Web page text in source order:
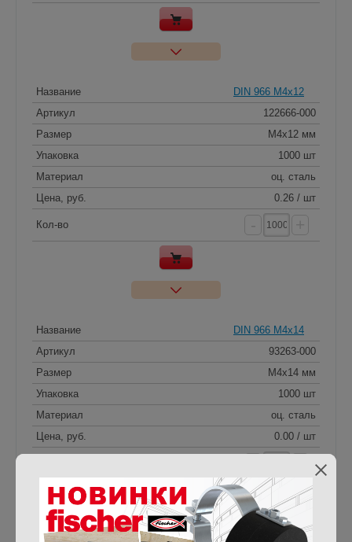
Название
DIN 966 M4x12
Артикул
122666-000
Размер
M4x12 мм
Упаковка
1000 шт
Материал
оц. сталь
Цена, руб.
0.26 / шт
Кол-во
Название
DIN 966 M4x14
Артикул
93263-000
Размер
M4x14 мм
Упаковка
1000 шт
Материал
оц. сталь
Цена, руб.
0.00 / шт